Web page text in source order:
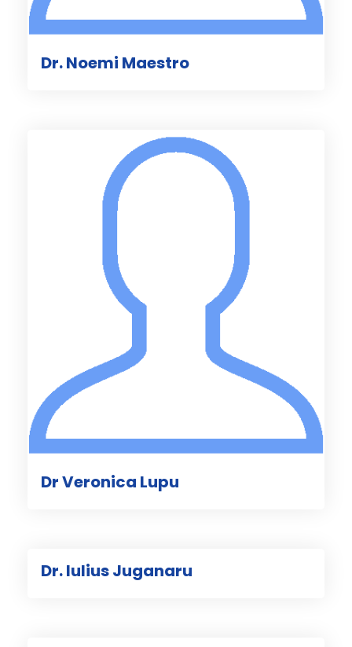
Dr. Noemi Maestro
Dr Veronica Lupu
Dr. Iulius Juganaru